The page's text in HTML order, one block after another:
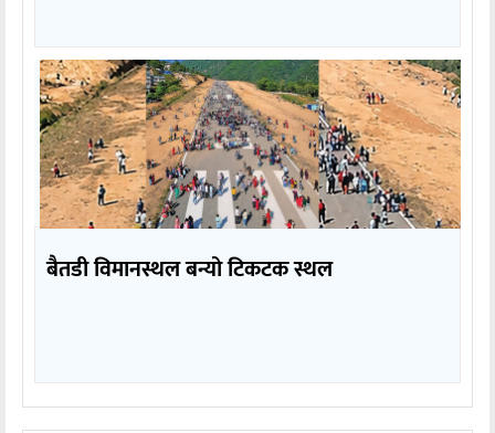
बैतडी विमानस्थल बन्यो टिकटक स्थल